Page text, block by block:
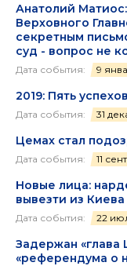
Анатолий
Верховного
секретным
суд - вопрос не
Дата события: 9
2019: Пять
Дата события: 31
Цемах стал
Дата события: 11
Новые лица:
вывезти из
Дата события: 22
Задержан «глава
«референдума о